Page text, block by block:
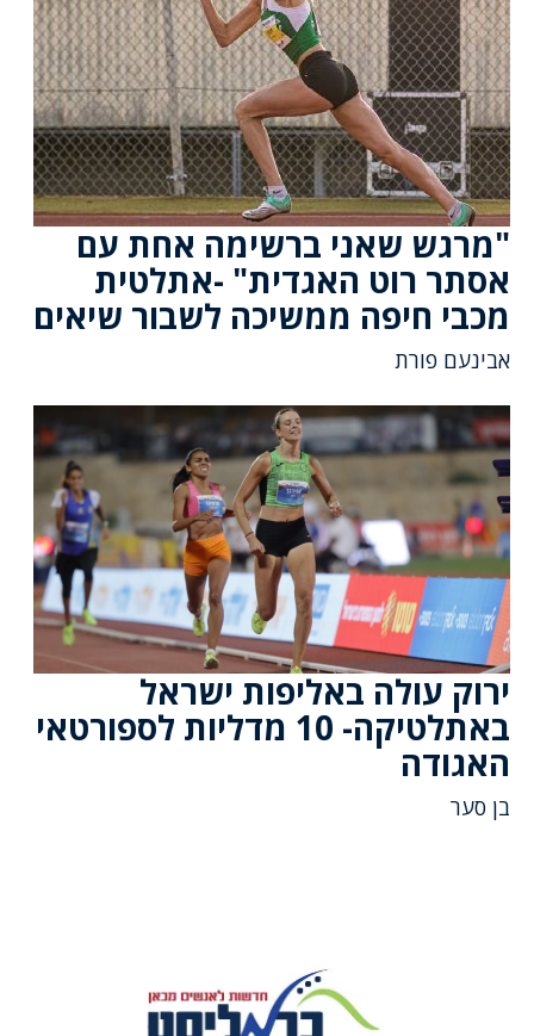
"מרגש שאני ברשימה אחת עם
אסתר רוט האגדית" -אתלטית
מכבי חיפה ממשיכה לשבור שיאים
אבינעם פורת
ירוק עולה באליפות ישראל
באתלטיקה- 10 מדליות לספורטאי
האגודה
בן סער